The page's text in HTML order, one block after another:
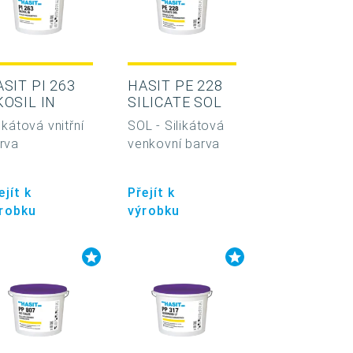
PI 263
IN
vnitřní
k
HASIT PE 228
SILICATE SOL
SOL - Silikátová
venkovní barva
Přejít k
výrobku